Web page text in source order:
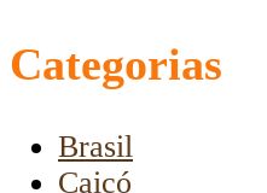
Categorias
Brasil
Caicó